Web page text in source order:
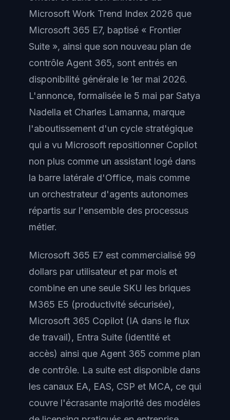
Microsoft Work Trend Index 2026 que
Microsoft 365 E7, baptisé « Frontier
Suite », ainsi que son nouveau plan de
contrôle Agent 365, sont entrés en
disponibilité générale le 1er mai 2026.
L'annonce, formalisée le 5 mai par Satya
Nadella et Charles Lamanna, marque
l'aboutissement d'un cycle stratégique
qui a vu Microsoft repositionner Copilot
non plus comme un assistant logé dans
la barre latérale d'Office, mais comme
un orchestrateur d'agents autonomes
répartis sur l'ensemble des processus
métier.
Microsoft 365 E7 est commercialisé 99
dollars par utilisateur et par mois et
combine en une seule SKU les briques
M365 E5 (productivité sécurisée),
Microsoft 365 Copilot (IA dans le flux
de travail), Entra Suite (identité et
accès) ainsi que Agent 365 comme plan
de contrôle. La suite est disponible dans
les canaux EA, EAS, CSP et MCA, ce qui
couvre l'écrasante majorité des modèles